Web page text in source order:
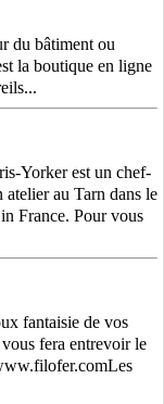
du bâtiment ou
la boutique en ligne
Yorker est un chef-
au Tarn dans le
France. Pour vous
fantaisie de vos
fera entrevoir le